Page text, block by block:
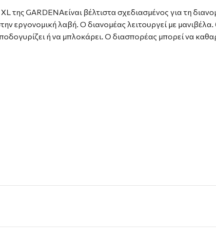
GARDENAείναι βέλτιστα σχεδιασμένος για τη
εργονομική λαβή. Ο διανομέας λειτουργεί με
ή να μπλοκάρει. Ο διασπορέας μπορεί να